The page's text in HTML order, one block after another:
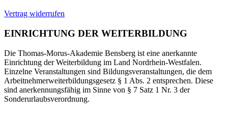
Vertrag widerrufen
EINRICHTUNG DER WEITERBILDUNG
Die Thomas-Morus-Akademie Bensberg ist eine anerkannte
Einrichtung der Weiterbildung im Land Nordrhein-Westfalen.
Einzelne Veranstaltungen sind Bildungsveranstaltungen, die dem
Arbeitnehmerweiterbildungsgesetz § 1 Abs. 2 entsprechen. Diese
sind anerkennungsfähig im Sinne von § 7 Satz 1 Nr. 3 der
Sonderurlaubsverordnung.